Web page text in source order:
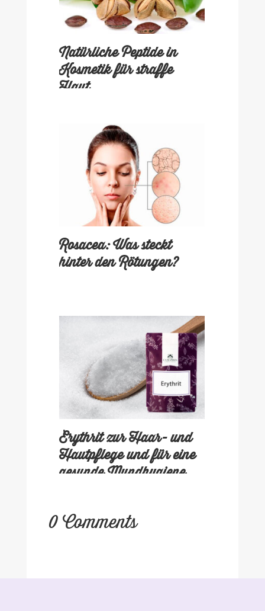
Natürliche Peptide in
Kosmetik für straffe
Haut
Rosacea: Was steckt
hinter den Rötungen?
Erythrit zur Haar- und
Hautpflege und für eine
gesunde Mundhygiene
0 Comments